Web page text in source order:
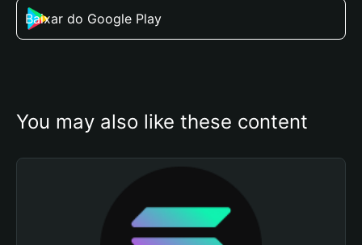
Baixar do Google Play
You may also like these content